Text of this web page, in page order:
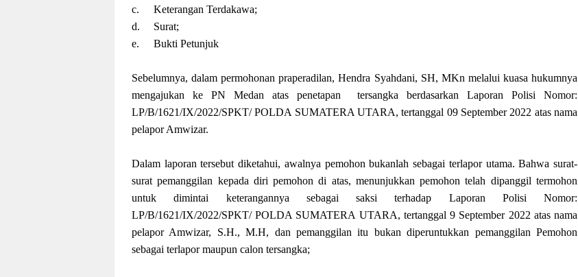
c.
Keterangan Terdakawa;
d.
Surat;
e.
Bukti Petunjuk
Sebelumnya, dalam permohonan praperadilan, Hendra Syahdani, SH, MKn melalui kuasa hukumnya
mengajukan ke PN Medan atas penetapan tersangka berdasarkan Laporan Polisi Nomor:
LP/B/1621/IX/2022/SPKT/ POLDA SUMATERA UTARA, tertanggal 09 September 2022 atas nama
pelapor Amwizar.
Dalam laporan tersebut diketahui, awalnya pemohon bukanlah sebagai terlapor utama. Bahwa surat-
surat pemanggilan kepada diri pemohon di atas, menunjukkan pemohon telah dipanggil termohon
untuk dimintai keterangannya sebagai saksi terhadap Laporan Polisi Nomor:
LP/B/1621/IX/2022/SPKT/ POLDA SUMATERA UTARA, tertanggal 9 September 2022 atas nama
pelapor Amwizar, S.H., M.H, dan pemanggilan itu bukan diperuntukkan pemanggilan Pemohon
sebagai terlapor maupun calon tersangka;